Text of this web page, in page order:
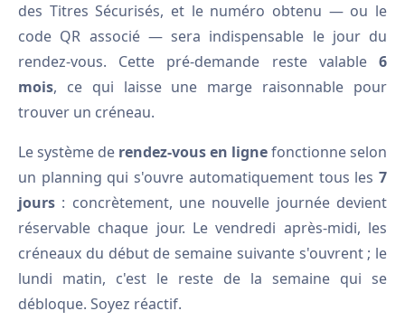
des Titres Sécurisés, et le numéro obtenu — ou le
code QR associé — sera indispensable le jour du
rendez-vous. Cette pré-demande reste valable 6
mois, ce qui laisse une marge raisonnable pour
trouver un créneau.
Le système de rendez-vous en lignefonctionne selon
un planning qui s'ouvre automatiquement tous les 7
jours : concrètement, une nouvelle journée devient
réservable chaque jour. Le vendredi après-midi, les
créneaux du début de semaine suivante s'ouvrent ; le
lundi matin, c'est le reste de la semaine qui se
débloque. Soyez réactif.